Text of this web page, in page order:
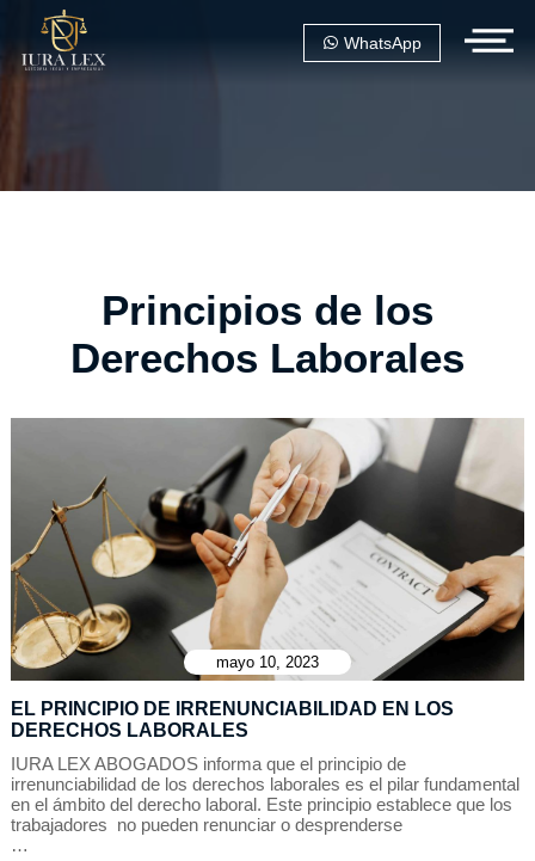
WhatsApp
Principios de los
Derechos Laborales
mayo 10, 2023
EL PRINCIPIO DE IRRENUNCIABILIDAD EN LOS
DERECHOS LABORALES
IURA LEX ABOGADOS informa que el principio de
irrenunciabilidad de los derechos laborales es el pilar fundamental
en el ámbito del derecho laboral. Este principio establece que los
trabajadores no pueden renunciar o desprenderse
…